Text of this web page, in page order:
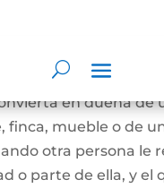
contratos cuyo fin es
en dueña de
finca, mueble o de
otra persona le
o parte de ella, y el